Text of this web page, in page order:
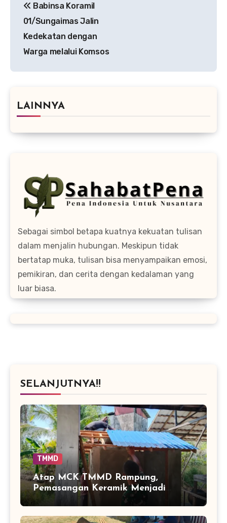
pos
Babinsa Koramil
01/Sungaimas Jalin
Kedekatan dengan
Warga melalui Komsos
LAINNYA
Sebagai simbol betapa kuatnya kekuatan tulisan
dalam menjalin hubungan. Meskipun tidak
bertatap muka, tulisan bisa menyampaikan emosi,
pemikiran, dan cerita dengan kedalaman yang
luar biasa.
SELANJUTNYA!!
TMMD
Atap MCK TMMD Rampung,
Pemasangan Keramik Menjadi
Sentuhan Akhir Fasilitas Sanitasi di
Tamban Bangun